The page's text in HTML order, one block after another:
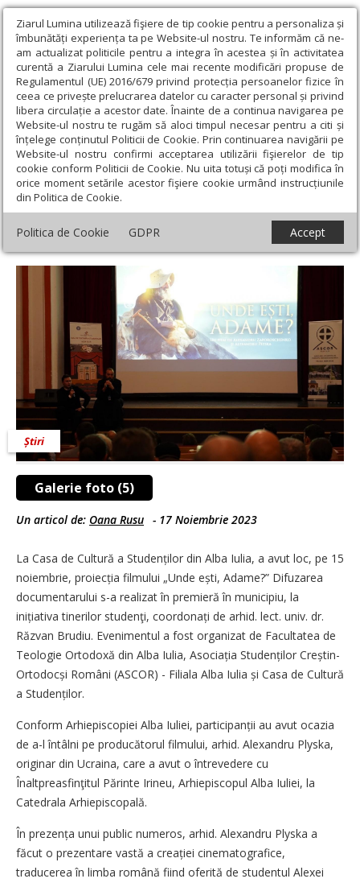
Ziarul Lumina utilizează fişiere de tip cookie pentru a personaliza și
îmbunătăți experiența ta pe Website-ul nostru. Te informăm că ne-
am actualizat politicile pentru a integra în acestea și în activitatea
curentă a Ziarului Lumina cele mai recente modificări propuse de
Regulamentul (UE) 2016/679 privind protecția persoanelor fizice în
ceea ce privește prelucrarea datelor cu caracter personal și privind
libera circulație a acestor date. Înainte de a continua navigarea pe
Website-ul nostru te rugăm să aloci timpul necesar pentru a citi și
înțelege conținutul Politicii de Cookie. Prin continuarea navigării pe
Website-ul nostru confirmi acceptarea utilizării fişierelor de tip
cookie conform Politicii de Cookie. Nu uita totuși că poți modifica în
orice moment setările acestor fişiere cookie urmând instrucțiunile
din Politica de Cookie.
Politica de Cookie GDPR Accept
Ziarul Lumina › Actualitate religioasă › Știri › Proiecția filmului
„Unde ești, Adame?” în cadrul „Săptămânii duhovniceşti” la Alba
Iulia
Proiecția filmului „Unde ești, Adame?” în
cadrul „Săptămânii duhovniceşti” la Alba
Iulia
Galerie foto (5)
Știri
Un articol de: Oana Rusu - 17 Noiembrie 2023
La Casa de Cultură a Studenților din Alba Iulia, a avut loc, pe 15
noiembrie, proiecția filmului „Unde ești, Adame?” Difuzarea
documentarului s-a realizat în premieră în municipiu, la
inițiativa tinerilor studenţi, coordonați de arhid. lect. univ. dr.
Răzvan Brudiu. Evenimentul a fost organizat de Facultatea de
Teologie Ortodoxă din Alba Iulia, Asociația Stu­denților Creștin-
Ortodocși Români (ASCOR) - Filiala Alba Iulia și Casa de Cultură
a Stu­denților.
Conform Arhiepiscopiei Alba Iuliei, parti­cipanții au avut ocazia
de a-l întâlni pe producătorul filmului, arhid. Alexandru Plyska,
originar din Ucraina, care a avut o întrevedere cu
Înaltpreasfinţitul Părinte Irineu, Arhiepiscopul Alba Iuliei, la
Catedrala Arhiepiscopală.
În prezența unui public numeros, arhid. Alexandru Plyska a
făcut o prezentare vastă a crea­ției cinematografice,
traducerea în limba română fiind oferită de studentul Alexei